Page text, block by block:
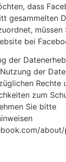
dass
gesammelten
müssen
bei
der
der
Rechte
zum
Sie bitte